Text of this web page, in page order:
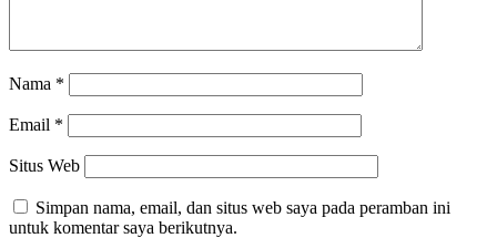
Nama *
Email *
Situs Web
Simpan nama, email, dan situs web saya pada peramban ini
untuk komentar saya berikutnya.